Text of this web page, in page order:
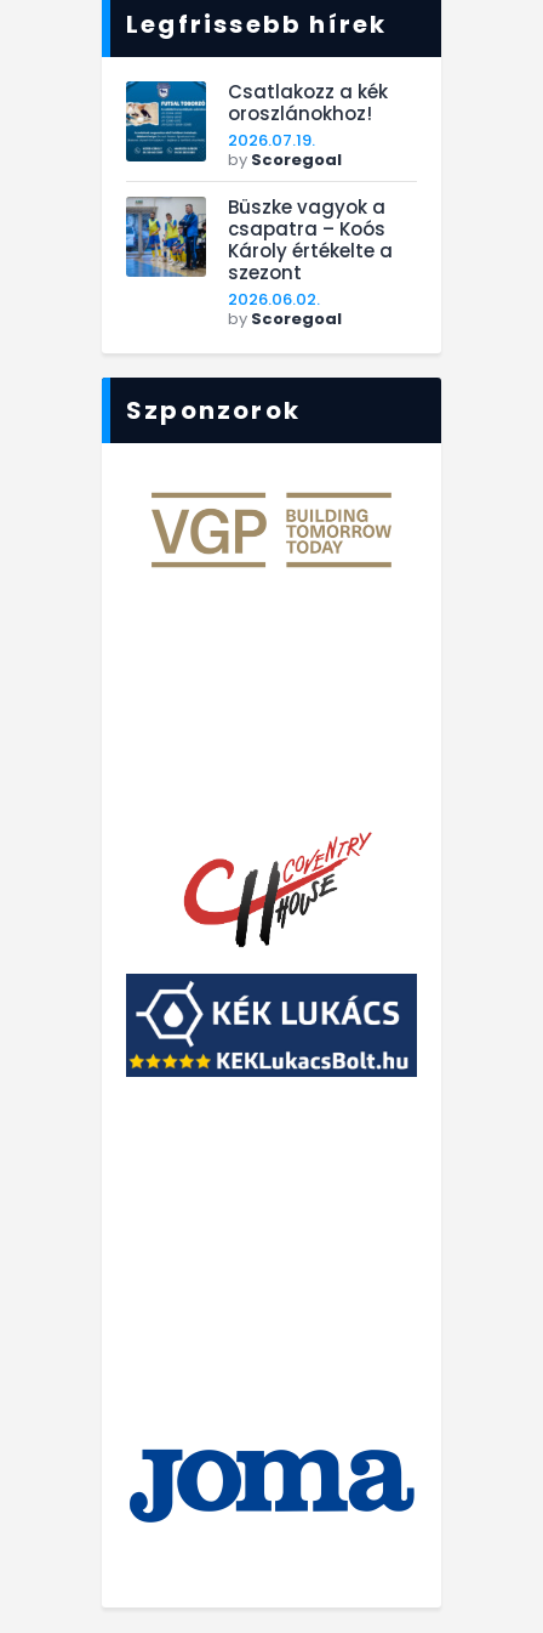
Legfrissebb hírek
Csatlakozz a kék
oroszlánokhoz!
2026.07.19.
by Scoregoal
Büszke vagyok a
csapatra – Koós
Károly értékelte a
szezont
2026.06.02.
by Scoregoal
Szponzorok